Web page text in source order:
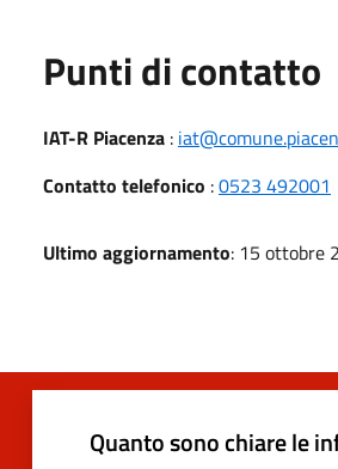
Punti di contatto
IAT-R Piacenza :
Contatto telefonico :0523 492001
Ultimo aggiornamento: 15 ottobre
Quanto sono chiare le